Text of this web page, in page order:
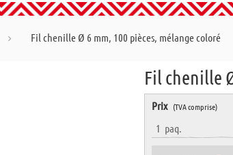
Fil chenille Ø 6 mm, 100 pièces, mélange coloré
Fil chenille
Prix (TVA comprise)
1 paq.